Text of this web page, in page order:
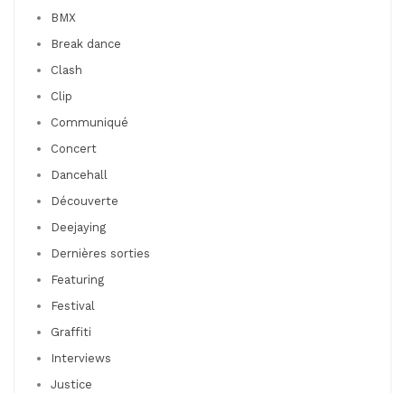
BMX
Break dance
Clash
Clip
Communiqué
Concert
Dancehall
Découverte
Deejaying
Dernières sorties
Featuring
Festival
Graffiti
Interviews
Justice